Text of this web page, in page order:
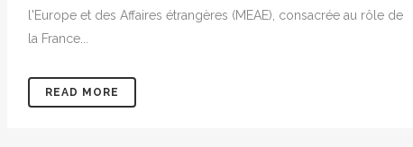
l'Europe et des Affaires étrangères (MEAE), consacrée au rôle de
la France...
READ MORE